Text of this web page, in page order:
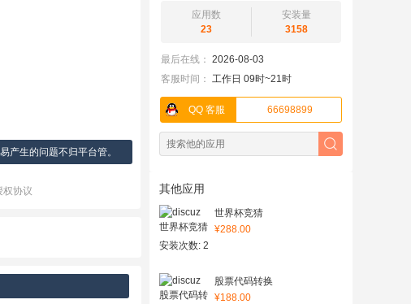
应用数
23
安装量
3158
最后在线： 2026-08-03
客服时间： 工作日 09时~21时
QQ 客服 66698899
其他应用
世界杯竞猜
¥288.00
安装次数: 2
股票代码转换
¥188.00
产生的问题不归平台管。
权协议